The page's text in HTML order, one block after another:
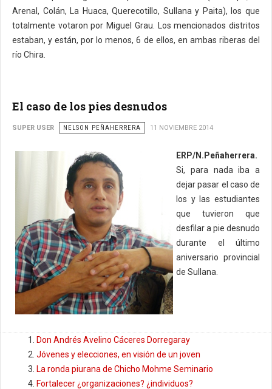
Arenal, Colán, La Huaca, Querecotillo, Sullana y Paita), los que
totalmente votaron por Miguel Grau. Los mencionados distritos
estaban, y están, por lo menos, 6 de ellos, en ambas riberas del
río Chira.
El caso de los pies desnudos
SUPER USER NELSON PEÑAHERRERA 11 NOVIEMBRE 2014
ERP/N.Peñaherrera.
Si, para nada iba a
dejar pasar el caso de
los y las estudiantes
que tuvieron que
desfilar a pie desnudo
durante el último
aniversario provincial
de Sullana.
Don Andrés Avelino Cáceres Dorregaray
Jóvenes y elecciones, en visión de un joven
La ronda piurana de Chicho Mohme Seminario
Fortalecer ¿organizaciones? ¿individuos?